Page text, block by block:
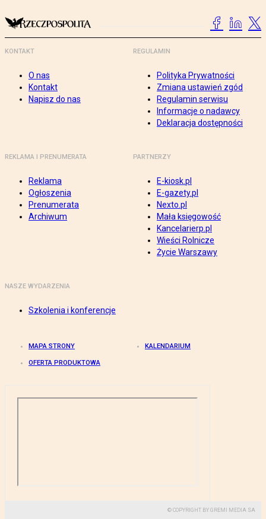
KONTAKT
O nas
Kontakt
Napisz do nas
REGULAMIN
Polityka Prywatności
Zmiana ustawień zgód
Regulamin serwisu
Informacje o nadawcy
Deklaracja dostępności
REKLAMA I PRENUMERATA
Reklama
Ogłoszenia
Prenumerata
Archiwum
PARTNERZY
E-kiosk.pl
E-gazety.pl
Nexto.pl
Mała księgowość
Kancelarierp.pl
Wieści Rolnicze
Życie Warszawy
NASZE WYDARZENIA
Szkolenia i konferencje
MAPA STRONY KALENDARIUM
OFERTA PRODUKTOWA
© COPYRIGHT BY GREMI MEDIA SA